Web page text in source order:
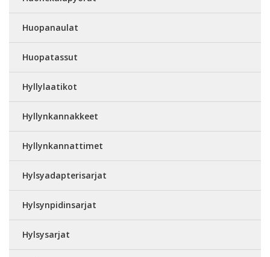
Huopanaulat
Huopatassut
Hyllylaatikot
Hyllynkannakkeet
Hyllynkannattimet
Hylsyadapterisarjat
Hylsynpidinsarjat
Hylsysarjat